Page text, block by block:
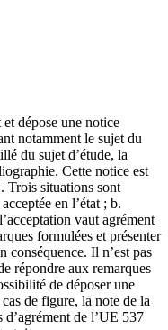
dépose une notice
notamment le sujet du
du sujet d’étude, la
Cette notice est
Trois situations sont
en l’état ; b.
vaut agrément
formulées et présenter
conséquence. Il n’est pas
répondre aux remarques
de déposer une
de figure, la note de la
d’agrément de l’UE 537